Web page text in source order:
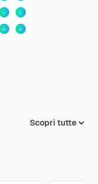
Scopri tutte